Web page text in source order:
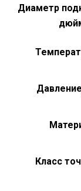
Диаметр
Класс